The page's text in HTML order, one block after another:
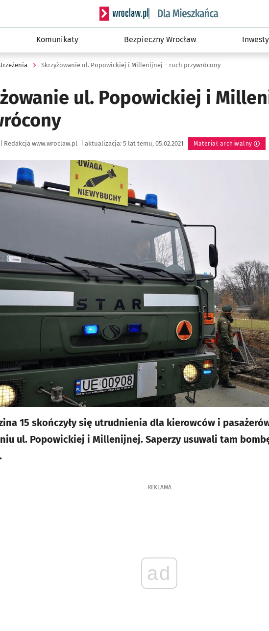
Serwis informacyjny wroclaw.pl podserwis: Dla
Komunikaty Bezpieczny Wrocław
Skrzyżowanie ul. Popowickiej i Millenijnej – ruch przywrócony
ul. Popowickiej i
Autor:
Redakcja www.wroclaw.pl aktualizacja: 5 lat temu, 05.02.2021 Materiał archiwalny
15 skończyły się utrudnienia dla kierowców i
ul. Popowickiej i Millenijnej. Saperzy usuwali tam
REKLAMA
ad